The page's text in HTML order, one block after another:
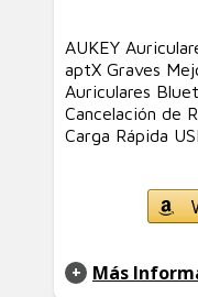
AUKEY
aptX Graves
Auriculares
Cancelación de
Carga Rápida
Más